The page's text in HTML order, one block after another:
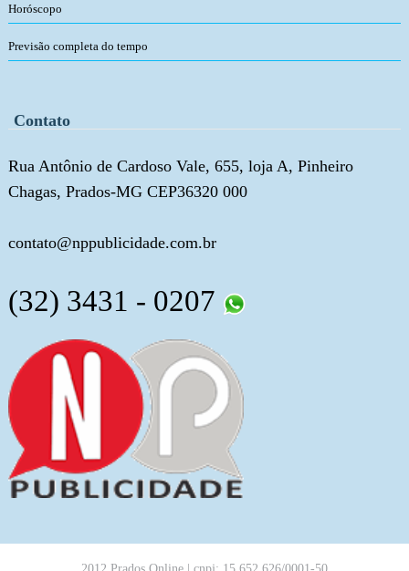
Horóscopo
Previsão completa do tempo
Contato
Rua Antônio de Cardoso Vale, 655, loja A, Pinheiro
Chagas, Prados-MG CEP36320 000
contato@nppublicidade.com.br
(32) 3431 - 0207